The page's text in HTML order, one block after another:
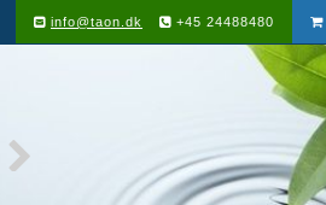
info@taon.dk +45 24488480